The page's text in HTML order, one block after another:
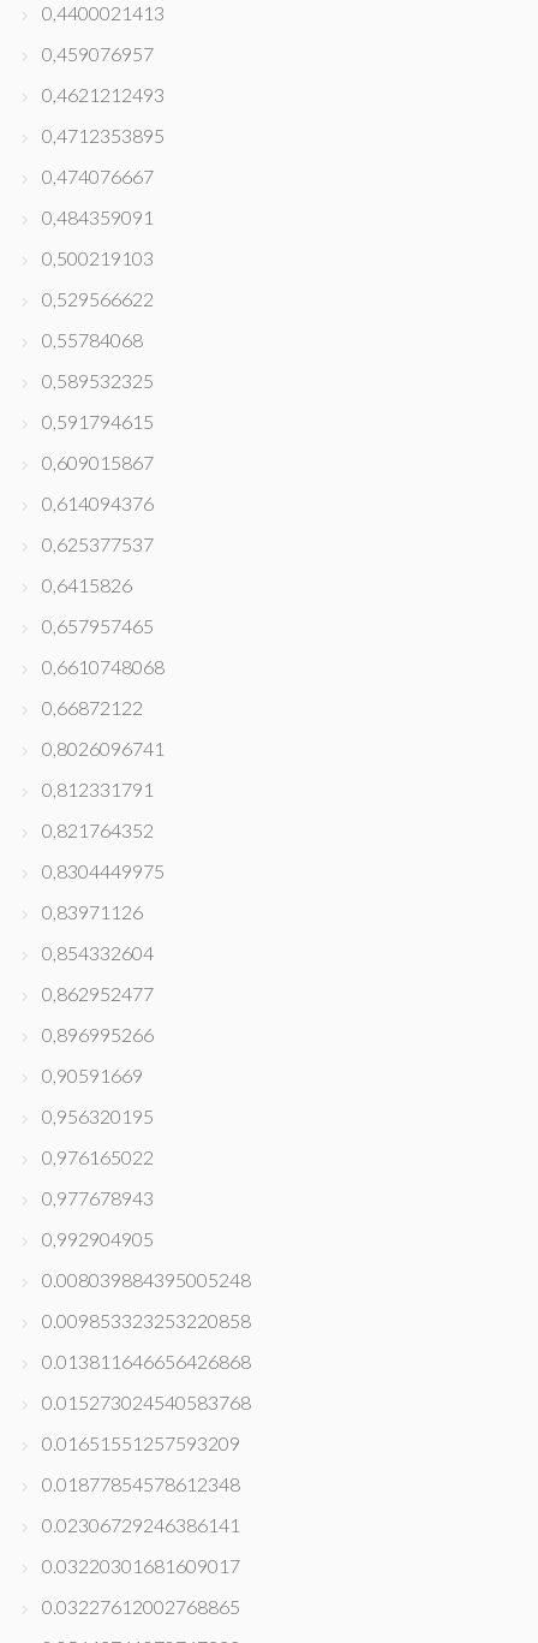
0,4400021413
0,459076957
0,4621212493
0,4712353895
0,474076667
0,484359091
0,500219103
0,529566622
0,55784068
0,589532325
0,591794615
0,609015867
0,614094376
0,625377537
0,6415826
0,657957465
0,6610748068
0,66872122
0,8026096741
0,812331791
0,821764352
0,8304449975
0,83971126
0,854332604
0,862952477
0,896995266
0,90591669
0,956320195
0,976165022
0,977678943
0,992904905
0.008039884395005248
0.009853323253220858
0.013811646656426868
0.015273024540583768
0.01651551257593209
0.01877854578612348
0.02306729246386141
0.03220301681609017
0.03227612002768865